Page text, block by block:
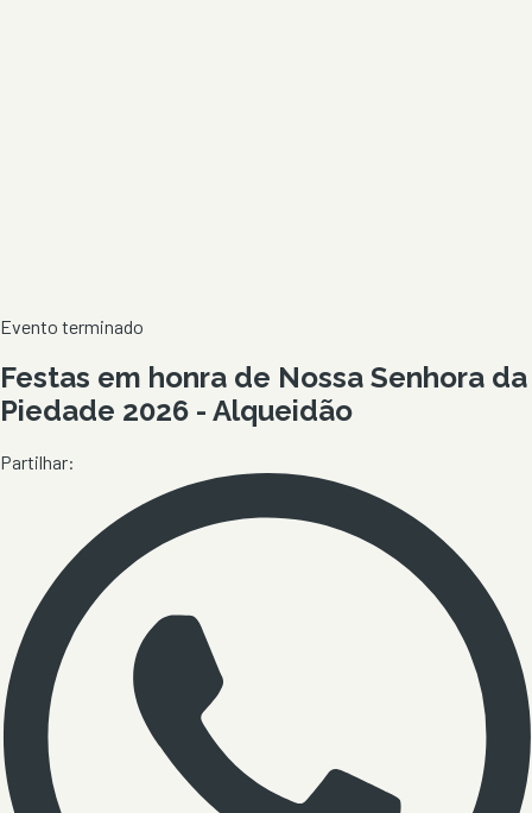
Evento terminado
Festas em honra de Nossa Senhora da
Piedade 2026 - Alqueidão
Partilhar: